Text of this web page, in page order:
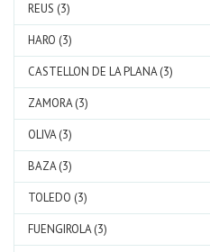
REUS (3)
HARO (3)
CASTELLON DE LA PLANA (3)
ZAMORA (3)
OLIVA (3)
BAZA (3)
TOLEDO (3)
FUENGIROLA (3)